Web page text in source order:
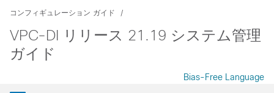
コンフィギュレーション ガイド
VPC-DI リリース 21.19 システム管理
ガイド
Bias-Free Language